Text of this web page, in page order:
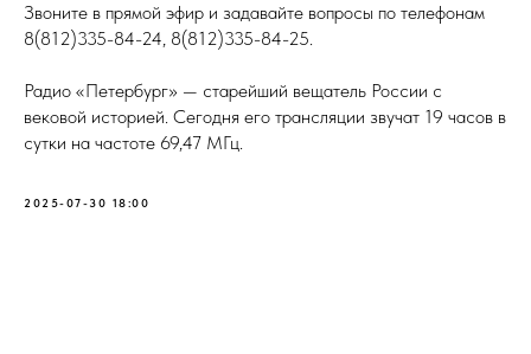
Звоните в прямой эфир и задавайте вопросы по телефонам
8(812)335-84-24, 8(812)335-84-25.
Радио «Петербург» — старейший вещатель России с
вековой историей. Сегодня его трансляции звучат 19 часов в
сутки на частоте 69,47 МГц.
2025-07-30 18:00